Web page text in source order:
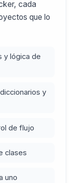
cada
que lo
y lógica de
y
de flujo
clases
uno